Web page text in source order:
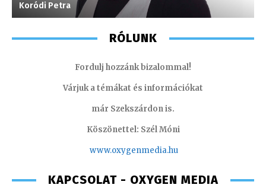
Koródi Petra
RÓLUNK
Fordulj hozzánk bizalommal!
Várjuk a témákat és információkat
már Szekszárdon is.
Köszönettel: Szél Móni
www.oxygenmedia.hu
KAPCSOLAT - OXYGEN MEDIA